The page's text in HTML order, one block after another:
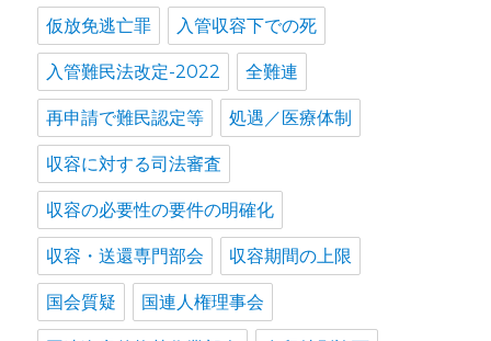
仮放免逃亡罪 入管収容下での死
入管難民法改定-2022 全難連
再申請で難民認定等 処遇／医療体制
収容に対する司法審査
収容の必要性の要件の明確化
収容・送還専門部会 収容期間の上限
国会質疑 国連人権理事会